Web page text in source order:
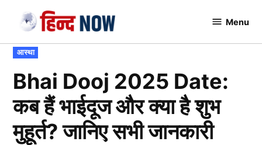
content
Menu
POSTED
IN
आस्था
Bhai Dooj 2025 Date:
कब हैं भाईदूज और क्या है शुभ
मुहूर्त? जानिए सभी जानकारी